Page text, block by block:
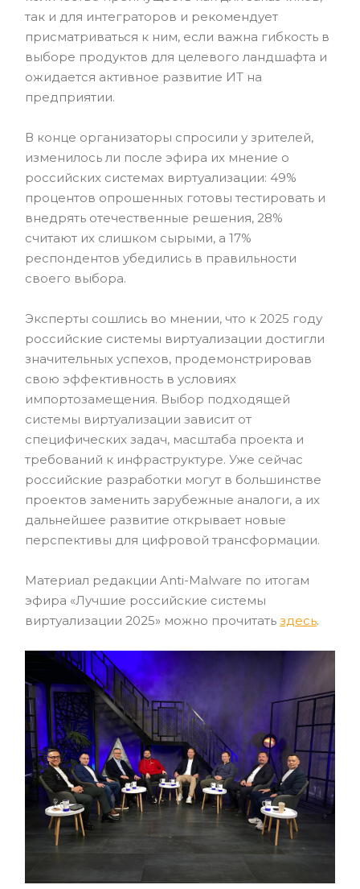
так и для интеграторов и рекомендует
присматриваться к ним, если важна гибкость в
выборе продуктов для целевого ландшафта и
ожидается активное развитие ИТ на
предприятии.
В конце организаторы спросили у зрителей,
изменилось ли после эфира их мнение о
российских системах виртуализации: 49%
процентов опрошенных готовы тестировать и
внедрять отечественные решения, 28%
считают их слишком сырыми, а 17%
респондентов убедились в правильности
своего выбора.
Эксперты сошлись во мнении, что к 2025 году
российские системы виртуализации достигли
значительных успехов, продемонстрировав
свою эффективность в условиях
импортозамещения. Выбор подходящей
системы виртуализации зависит от
специфических задач, масштаба проекта и
требований к инфраструктуре. Уже сейчас
российские разработки могут в большинстве
проектов заменить зарубежные аналоги, а их
дальнейшее развитие открывает новые
перспективы для цифровой трансформации.
Материал редакции Anti-Malware по итогам
эфира «Лучшие российские системы
виртуализации 2025» можно прочитать здесь.